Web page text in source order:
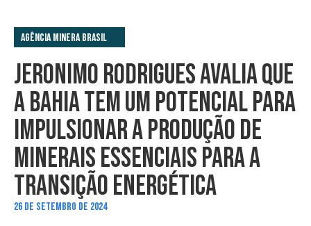
Agência Minera Brasil
JERONIMO RODRIGUES AVALIA QUE
A BAHIA TEM UM POTENCIAL PARA
IMPULSIONAR A PRODUÇÃO DE
MINERAIS ESSENCIAIS PARA A
TRANSIÇÃO ENERGÉTICA
26 DE SETEMBRO DE 2024